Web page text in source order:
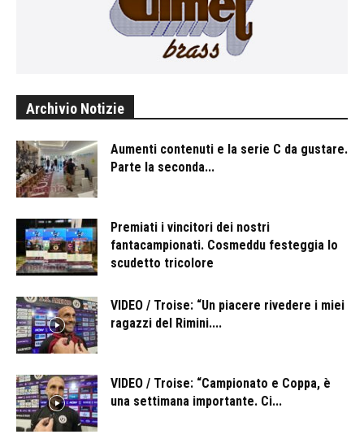
Archivio Notizie
Aumenti contenuti e la serie C da gustare.
Parte la seconda...
Premiati i vincitori dei nostri
fantacampionati. Cosmeddu festeggia lo
scudetto tricolore
VIDEO / Troise: “Un piacere rivedere i miei
ragazzi del Rimini....
VIDEO / Troise: “Campionato e Coppa, è
una settimana importante. Ci...